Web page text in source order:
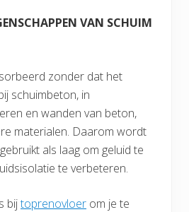
VAN SCHUIM
zonder dat het
schuimbeton, in
en wanden van beton,
materialen. Daarom wordt
als laag om geluid te
te verbeteren.
bijtoprenovloer om je te